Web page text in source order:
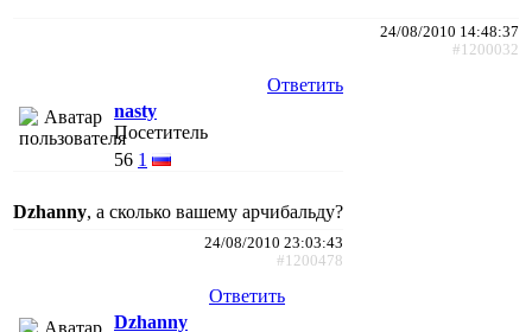
24/08/2010 14:48:37
#1200032
Ответить
nasty
Посетитель
56 1
Dzhanny, а сколько вашему арчибальду?
24/08/2010 23:03:43
#1200478
Ответить
Dzhanny